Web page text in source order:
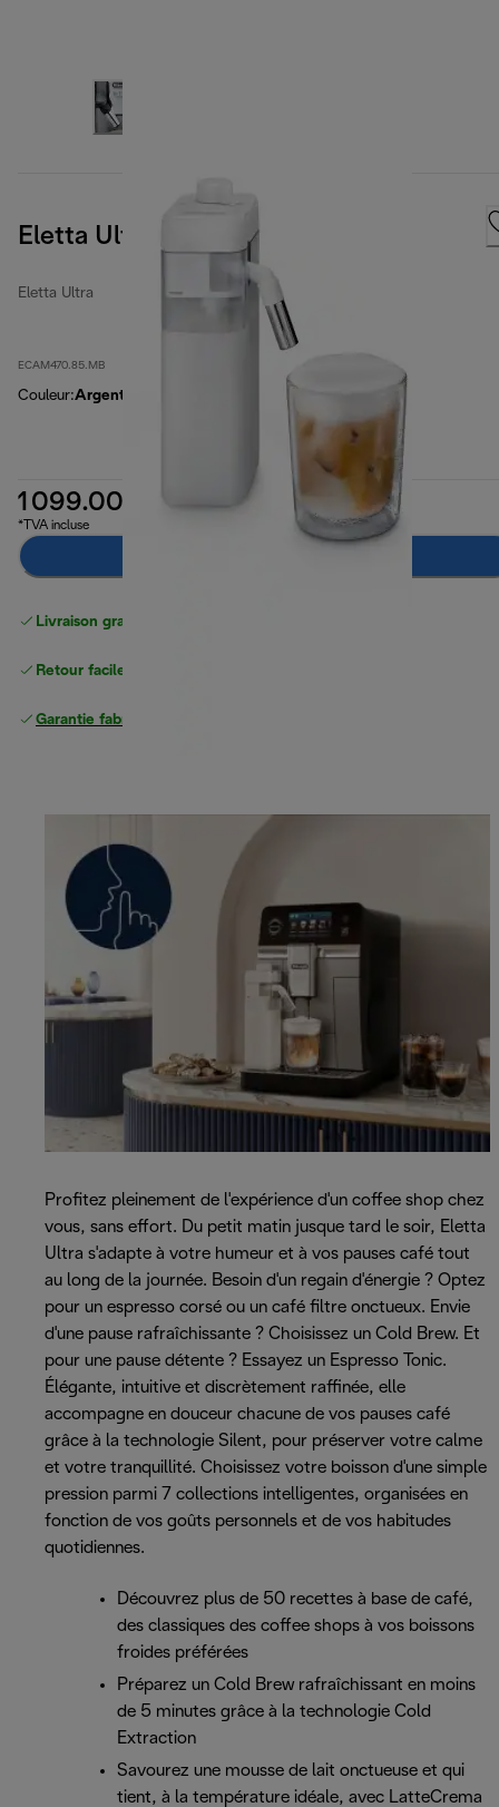
Eletta Ultra
Eletta Ultra
ECAM470.85.MB
Couleur:Argent
1 099.00 CHF
*TVA incluse
Livraison gratuite
Retour facile
Garantie fabricant complète
Profitez pleinement de l'expérience d'un coffee shop chez
vous, sans effort. Du petit matin jusque tard le soir, Eletta
Ultra s'adapte à votre humeur et à vos pauses café tout
au long de la journée. Besoin d'un regain d'énergie ? Optez
pour un espresso corsé ou un café filtre onctueux. Envie
d'une pause rafraîchissante ? Choisissez un Cold Brew. Et
pour une pause détente ? Essayez un Espresso Tonic.
Élégante, intuitive et discrètement raffinée, elle
accompagne en douceur chacune de vos pauses café
grâce à la technologie Silent, pour préserver votre calme
et votre tranquillité. Choisissez votre boisson d'une simple
pression parmi 7 collections intelligentes, organisées en
fonction de vos goûts personnels et de vos habitudes
quotidiennes.
Découvrez plus de 50 recettes à base de café,
des classiques des coffee shops à vos boissons
froides préférées
Préparez un Cold Brew rafraîchissant en moins
de 5 minutes grâce à la technologie Cold
Extraction
Savourez une mousse de lait onctueuse et qui
tient, à la température idéale, avec LatteCrema